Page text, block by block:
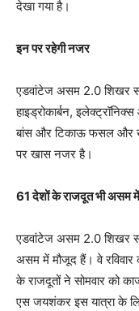
देखा गया है।
इन पर रहेगी नजर
एडवांटेज असम 2.0 शिखर
हाइड्रोकार्बन,
बांस और टिकाऊ फसल और
पर खास नजर है।
61 देशों के राजदूत भी असम
एडवांटेज असम 2.0 शिखर
असम में मौजूद हैं। वे
के राजदूतों ने सोमवार को
एस जयशंकर इस यात्रा के